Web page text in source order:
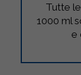
Tutte
1000 ml
e